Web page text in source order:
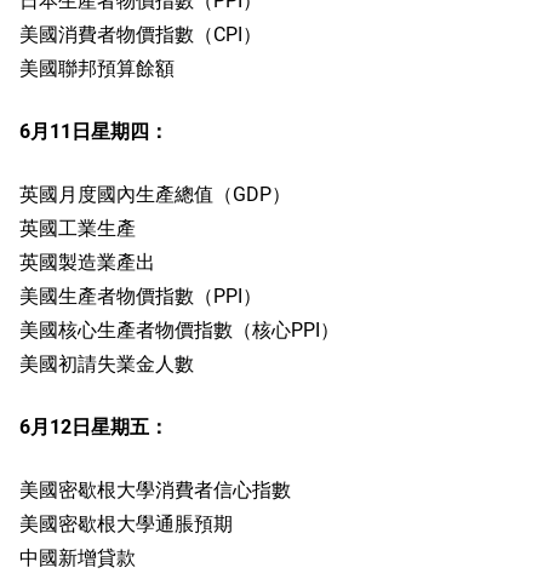
美國消費者物價指數（CPI）
美國聯邦預算餘額
6月11日星期四：
英國月度國內生產總值（GDP）
英國工業生產
英國製造業產出
美國生產者物價指數（PPI）
美國核心生產者物價指數（核心PPI）
美國初請失業金人數
6月12日星期五：
美國密歇根大學消費者信心指數
美國密歇根大學通脹預期
中國新增貸款